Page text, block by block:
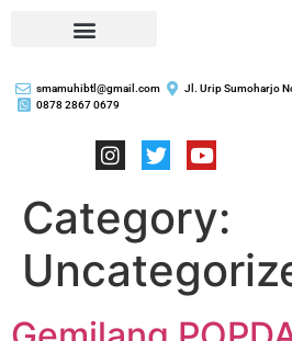
smamuhibtl@gmail.com
Jl. Urip Sumoharjo
0878 2867 0679
Category: